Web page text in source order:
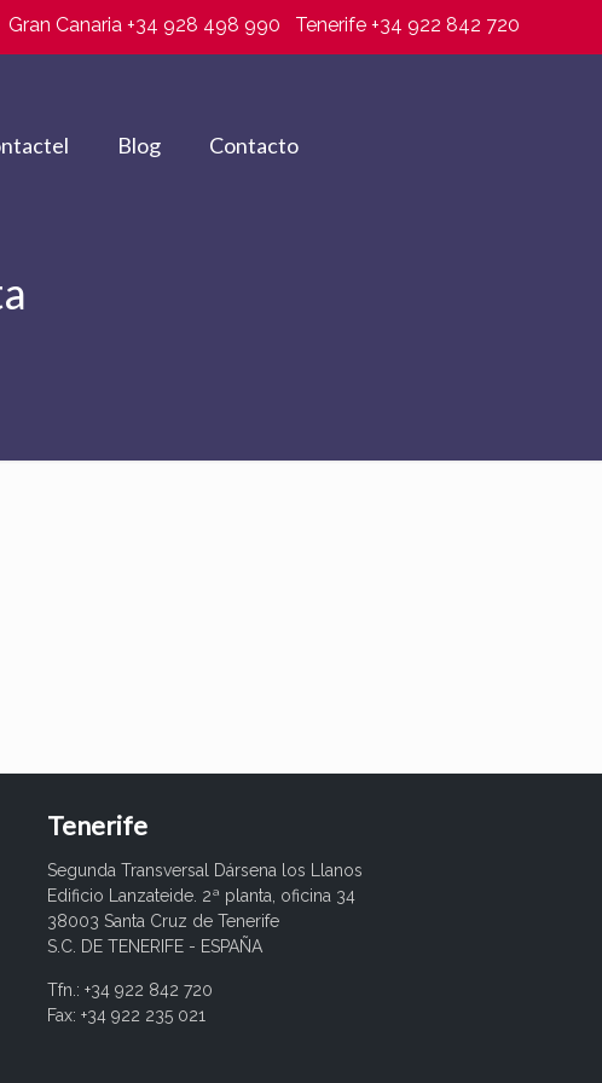
Gran Canaria +34 928 498 990 Tenerife +34 922 842 720
Blog Contacto
Tenerife
Segunda Transversal Dársena los Llanos
Edificio Lanzateide. 2ª planta, oficina 34
38003 Santa Cruz de Tenerife
S.C. DE TENERIFE - ESPAÑA
Tfn.: +34 922 842 720
Fax: +34 922 235 021